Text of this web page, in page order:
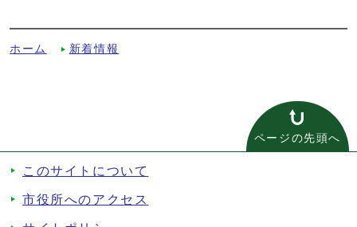
ホーム 新着情報
ページの先頭へ
このサイトについて
市役所へのアクセス